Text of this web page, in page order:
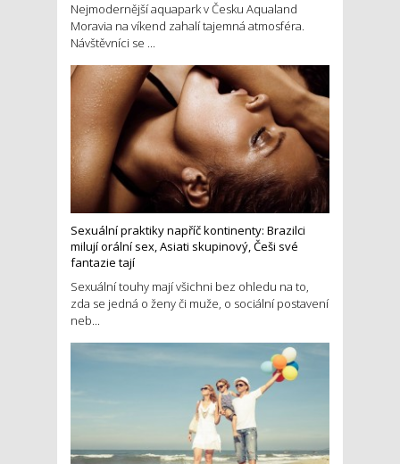
Nejmodernější aquapark v Česku Aqualand
Moravia na víkend zahalí tajemná atmosféra.
Návštěvníci se ...
Sexuální praktiky napříč kontinenty: Brazilci
milují orální sex, Asiati skupinový, Češi své
fantazie tají
Sexuální touhy mají všichni bez ohledu na to,
zda se jedná o ženy či muže, o sociální postavení
neb...